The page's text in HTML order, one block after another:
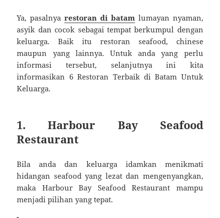
Ya, pasalnyarestoran di batamlumayan nyaman,
asyik dan cocok sebagai tempat berkumpul dengan
keluarga. Baik itu restoran seafood, chinese
maupun yang lainnya. Untuk anda yang perlu
informasi tersebut, selanjutnya ini kita
informasikan 6 Restoran Terbaik di Batam Untuk
Keluarga.
1. Harbour Bay Seafood
Restaurant
Bila anda dan keluarga idamkan menikmati
hidangan seafood yang lezat dan mengenyangkan,
maka Harbour Bay Seafood Restaurant mampu
menjadi pilihan yang tepat.